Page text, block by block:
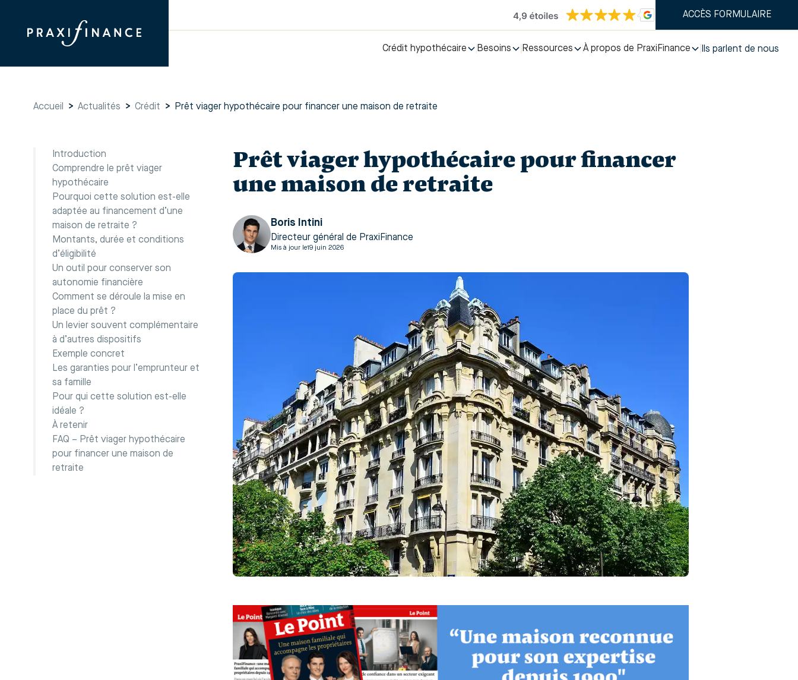
ACCÈS FORMULAIRE
Crédit hypothécaire Besoins Ressources À propos de PraxiFinance Ils parlent de nous
Accueil > Actualités > Crédit > Prêt viager hypothécaire pour financer une maison de retraite
Introduction
Comprendre le prêt viager
hypothécaire
Pourquoi cette solution est-elle
adaptée au financement d’une
maison de retraite ?
Montants, durée et conditions
d’éligibilité
Un outil pour conserver son
autonomie financière
Comment se déroule la mise en
place du prêt ?
Un levier souvent complémentaire
à d’autres dispositifs
Exemple concret
Les garanties pour l’emprunteur et
sa famille
Pour qui cette solution est-elle
idéale ?
À retenir
FAQ – Prêt viager hypothécaire
pour financer une maison de
retraite
Prêt viager hypothécaire pour financer
une maison de retraite
Boris Intini
Directeur général de PraxiFinance
Mis à jour le19 juin 2026